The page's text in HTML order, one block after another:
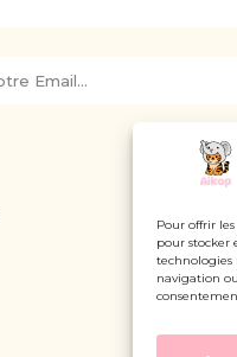
Pour offrir
pour stocker
technologies
navigation